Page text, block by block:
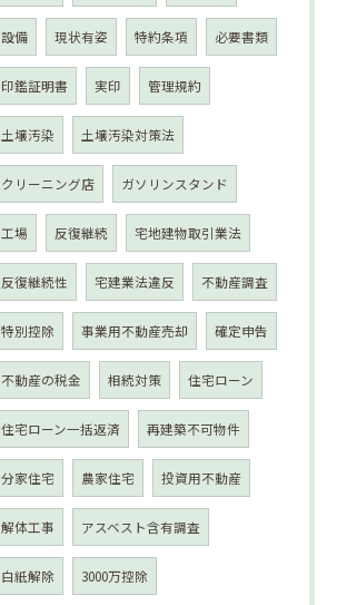
設備 現状有姿 特約条項 必要書類
印鑑証明書 実印 管理規約
土壌汚染 土壌汚染対策法
クリーニング店 ガソリンスタンド
工場 反復継続 宅地建物取引業法
反復継続性 宅建業法違反 不動産調査
特別控除 事業用不動産売却 確定申告
不動産の税金 相続対策 住宅ローン
住宅ローン一括返済 再建築不可物件
分家住宅 農家住宅 投資用不動産
解体工事 アスベスト含有調査
白紙解除 3000万控除